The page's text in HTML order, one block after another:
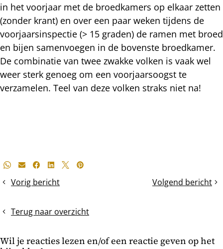
in het voorjaar met de broedkamers op elkaar zetten
(zonder krant) en over een paar weken tijdens de
voorjaarsinspectie (> 15 graden) de ramen met broed
en bijen samenvoegen in de bovenste broedkamer.
De combinatie van twee zwakke volken is vaak wel
weer sterk genoeg om een voorjaarsoogst te
verzamelen. Teel van deze volken straks niet na!
Deel
bericht
Whatsapp
E-mailFacebook
LinkedIn
X Pinterest
Vorig bericht
De
als
Volgend bericht
Laat
Terug naar overzicht
Wil je reacties lezen en/of een reactie geven op het